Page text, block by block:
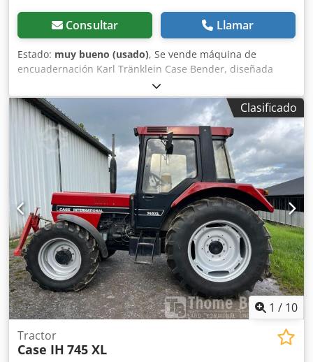
Consultar Llamar
Estado: muy bueno (usado), Se vende máquina de
encuadernación Karl Tränklein Case Bender, diseñada
para dar forma y curvar los lomos de las cubiertas de
libros de tapa dura. El dispositivo proporciona a las
cubiertas el radio adecuado, lo que permite que se ajusten
perfectamente al bloque del libro. La máquina está
equipada con rodillos ajustables que permiten adaptarse
a diferentes grosores de cubiertas. Su robusta estructura
de hierro fundido garantiza una alta precisión y una larga
vida útil. Datos técnicos: Csdpfjziwnbox Alrjrf Fabricante:
Karl Tränklein Tipo: Case Bender / máquina para dar
forma a lomos Ancho de trabajo: aprox. 600 mm Ajuste de
la presión de los rodillos Estructura estable de hierro
fundido Accionamiento eléctrico Mesa de trabajo Estado:
usada Aplicaciones: producción de libros de tapa dura,
encuadernaciones, imprentas, empresas de artes gráficas,
producción de álbumes, catálogos y encuadernaciones.
Clasificado
1 / 10
Tractor
Case IH 745 XL